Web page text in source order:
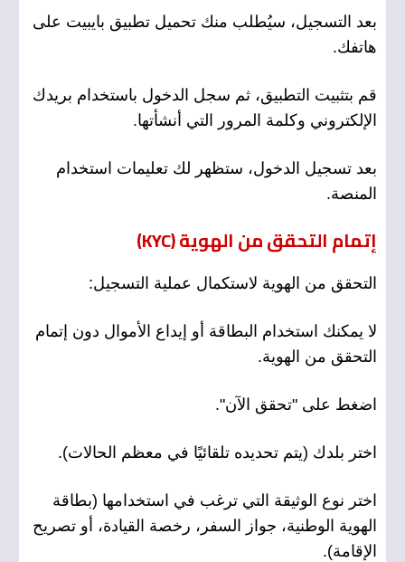
بعد التسجيل، سيُطلب منك تحميل تطبيق بايبيت على
هاتفك.
قم بتثبيت التطبيق، ثم سجل الدخول باستخدام بريدك
الإلكتروني وكلمة المرور التي أنشأتها.
بعد تسجيل الدخول، ستظهر لك تعليمات استخدام
المنصة.
إتمام التحقق من الهوية (KYC)
التحقق من الهوية لاستكمال عملية التسجيل:
لا يمكنك استخدام البطاقة أو إيداع الأموال دون إتمام
التحقق من الهوية.
اضغط على "تحقق الآن".
اختر بلدك (يتم تحديده تلقائيًا في معظم الحالات).
اختر نوع الوثيقة التي ترغب في استخدامها (بطاقة
الهوية الوطنية، جواز السفر، رخصة القيادة، أو تصريح
الإقامة).